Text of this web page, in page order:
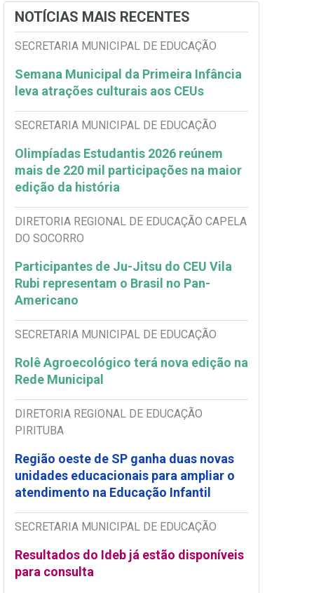
NOTÍCIAS MAIS RECENTES
SECRETARIA MUNICIPAL DE EDUCAÇÃO
Semana Municipal da Primeira Infância
leva atrações culturais aos CEUs
SECRETARIA MUNICIPAL DE EDUCAÇÃO
Olimpíadas Estudantis 2026 reúnem
mais de 220 mil participações na maior
edição da história
DIRETORIA REGIONAL DE EDUCAÇÃO CAPELA
DO SOCORRO
Participantes de Ju-Jitsu do CEU Vila
Rubi representam o Brasil no Pan-
Americano
SECRETARIA MUNICIPAL DE EDUCAÇÃO
Rolê Agroecológico terá nova edição na
Rede Municipal
DIRETORIA REGIONAL DE EDUCAÇÃO
PIRITUBA
Região oeste de SP ganha duas novas
unidades educacionais para ampliar o
atendimento na Educação Infantil
SECRETARIA MUNICIPAL DE EDUCAÇÃO
Resultados do Ideb já estão disponíveis
para consulta